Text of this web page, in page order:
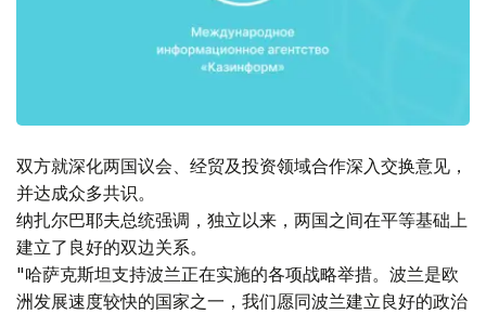
双方就深化两国议会、经贸及投资领域合作深入交换意见，
并达成众多共识。
纳扎尔巴耶夫总统强调，独立以来，两国之间在平等基础上
建立了良好的双边关系。
"哈萨克斯坦支持波兰正在实施的各项战略举措。波兰是欧
洲发展速度较快的国家之一，我们愿同波兰建立良好的政治